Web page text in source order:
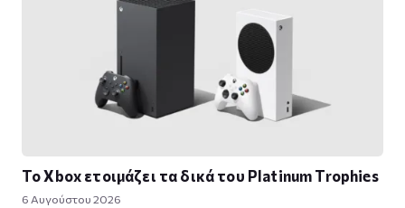
Το Xbox ετοιμάζει τα δικά του Platinum Trophies
6 Αυγούστου 2026